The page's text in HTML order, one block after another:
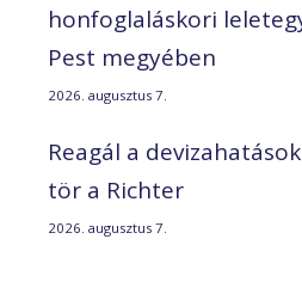
honfoglaláskori
Pest megyében
2026. augusztus 7.
Reagál a
tör a Richter
2026. augusztus 7.